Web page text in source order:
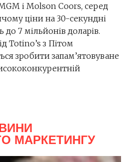
і Molson Coors, серед
ціни на 30-секундні
7 мільйонів доларів.
Totino’s з Пітом
зробити запам’ятовуване
МАРКЕТИНГУ